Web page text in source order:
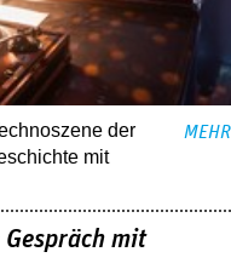
der
mit
MEHR
mit